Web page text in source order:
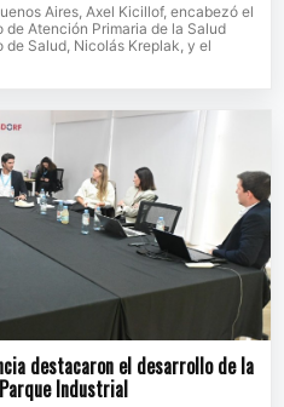
Aires, Axel Kicillof, encabezó el
Atención Primaria de la Salud
de Salud, Nicolás Kreplak, y el
destacaron el desarrollo de la
Industrial